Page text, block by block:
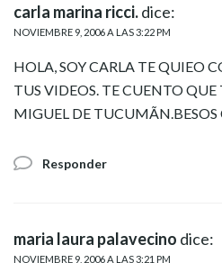
carla marina ricci.dice:
NOVIEMBRE 9, 2006 A LAS 3:22 PM
HOLA, SOY CARLA TE QUIEO
TUS VIDEOS. TE CUENTO QUE
MIGUEL DE TUCUMÃN.BESOS
Responder
maria laura palavecino dice:
NOVIEMBRE 9, 2006 A LAS 3:21 PM